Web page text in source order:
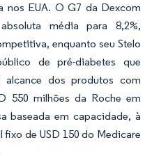
nos EUA. O G7 da Dexcom
média para 8,2%,
enquanto seu Stelo
de pré-diabetes que
alcance dos produtos com
550 milhões da Roche em
baseada em capacidade, à
de USD 150 do Medicare